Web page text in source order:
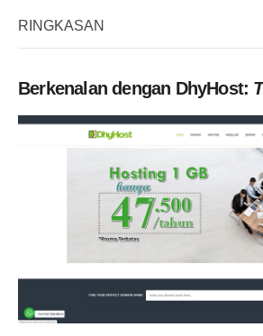
RINGKASAN
Berkenalan dengan DhyHost: